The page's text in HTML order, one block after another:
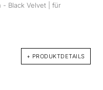
- Black Velvet | für
+ PRODUKTDETAILS